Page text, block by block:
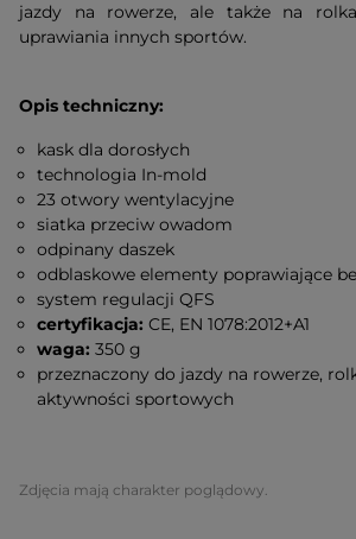
jazdy na rowerze, ale także na
uprawiania innych sportów.
Opis techniczny:
kask dla dorosłych
technologia In-mold
23 otwory wentylacyjne
siatka przeciw owadom
odpinany daszek
odblaskowe elementy poprawiające
system regulacji QFS
certyfikacja:CE, EN 1078:2012+A1
waga:350 g
przeznaczony do jazdy na rowerze,
aktywności sportowych
Zdjęcia mają charakter poglądowy.